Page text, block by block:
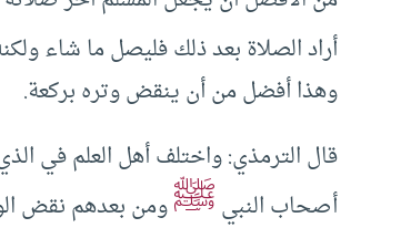
أراد الصلاة بعد ذلك فليصل ما شاء
وهذا أفضل من أن ينقض وتره بركعة.
قال الترمذي: واختلف أهل العلم في
أصحاب النبيﷺومن بعدهم نقض